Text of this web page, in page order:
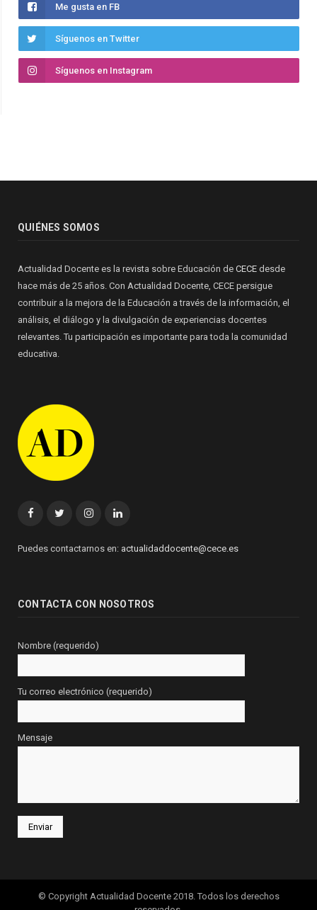
Me gusta en FB
Síguenos en Twitter
Síguenos en Instagram
QUIÉNES SOMOS
Actualidad Docente es la revista sobre Educación de CECE desde
hace más de 25 años. Con Actualidad Docente, CECE persigue
contribuir a la mejora de la Educación a través de la información, el
análisis, el diálogo y la divulgación de experiencias docentes
relevantes. Tu participación es importante para toda la comunidad
educativa.
FacebookTwitterInstagramLinkedin
Puedes contactarnos en: actualidaddocente@cece.es
CONTACTA CON NOSOTROS
Nombre (requerido)
Tu correo electrónico (requerido)
Mensaje
© Copyright Actualidad Docente 2018. Todos los derechos